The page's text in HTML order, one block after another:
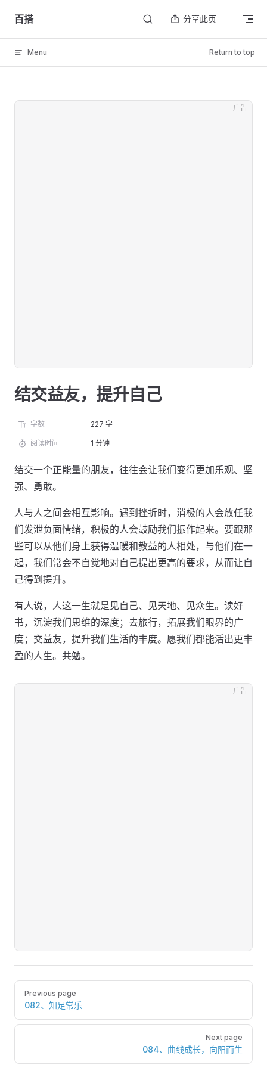
Skip to content
百搭 分享此页
Menu Return to top
广告
结交益友，提升自己
字数 227 字
阅读时间 1 分钟
结交一个正能量的朋友，往往会让我们变得更加乐观、坚
强、勇敢。
人与人之间会相互影响。遇到挫折时，消极的人会放任我
们发泄负面情绪，积极的人会鼓励我们振作起来。要跟那
些可以从他们身上获得温暖和教益的人相处，与他们在一
起，我们常会不自觉地对自己提出更高的要求，从而让自
己得到提升。
有人说，人这一生就是见自己、见天地、见众生。读好
书，沉淀我们思维的深度；去旅行，拓展我们眼界的广
度；交益友，提升我们生活的丰度。愿我们都能活出更丰
盈的人生。共勉。
广告
Pager
Previous page
082、知足常乐
Next page
084、曲线成长，向阳而生